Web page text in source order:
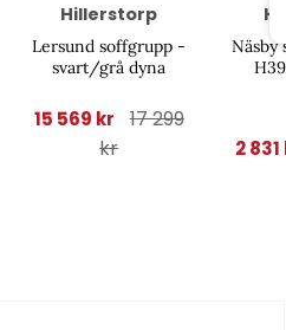
Hillerstorp
Lersund soffgrupp -
svart/grå dyna
15 569 kr
17 299
kr
2 831